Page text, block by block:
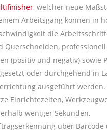
, welcher neue
Arbeitsgang können in
die
Querschneiden,
(positiv und negativ) sowie
oder durchgehend in
ausgeführt werden.
Einrichtezeiten,
weniger Sekunden,
über Barcode